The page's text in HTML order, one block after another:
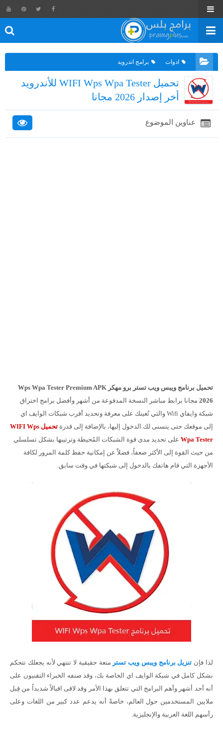
ادوات برامج اندرويد
تحميل WIFI Wps Wpa Tester للأندرويد
أخر إصدار 2026 مجانا
عناوين الموضوع
تحميل برنامج ويبس ويب تستر برو مهكر Wps Wpa Tester Premium APK
2026 مجانا برابط مباشر النسخة المدفوعة من أشهر وأفضل برامج اختراق
شبكة وايفاي Wifi والتي تُعينك على معرفة وتحديد أقرب شبكات الوايف اي
إلى موقعك حتى يتسنى لك الدخول إليها، بالإضافة إلى قدرة
تحميل WIFI Wps
Wpa Tester على تحديد مدى قوة الشبكات المُحيطة وترتيبها بشكل تسلسلي
من حيث القوة إلى الأكثر ضعفاً، فضلاًَ عن إمكانية حفظ كلمة المرور لكافة
الأجهزة التي قام هاتفك بالدخول إلى شبكتها في وقت سابق.
لذا فإن تنزيل برنامج ويبس ويب تستر متعة حقيقية لا تنتهي ﻷنه يجعلك تتحكم
بشكل كامل في شبكة الوايف اي الخاصة بك، وقد صنفه الخبراء التقنيون على
أنه أحد أشهر وأهم البرامج التي تتعلق بهذا الأمر وقد لاقى اقبالاً شديداً من قِبل
ملايين المستخدمين حول العالم، خاصةً أنه يدعم عدد كبير من اللغات وعلى
رأسهم اللغة العربية والإنجليزية.